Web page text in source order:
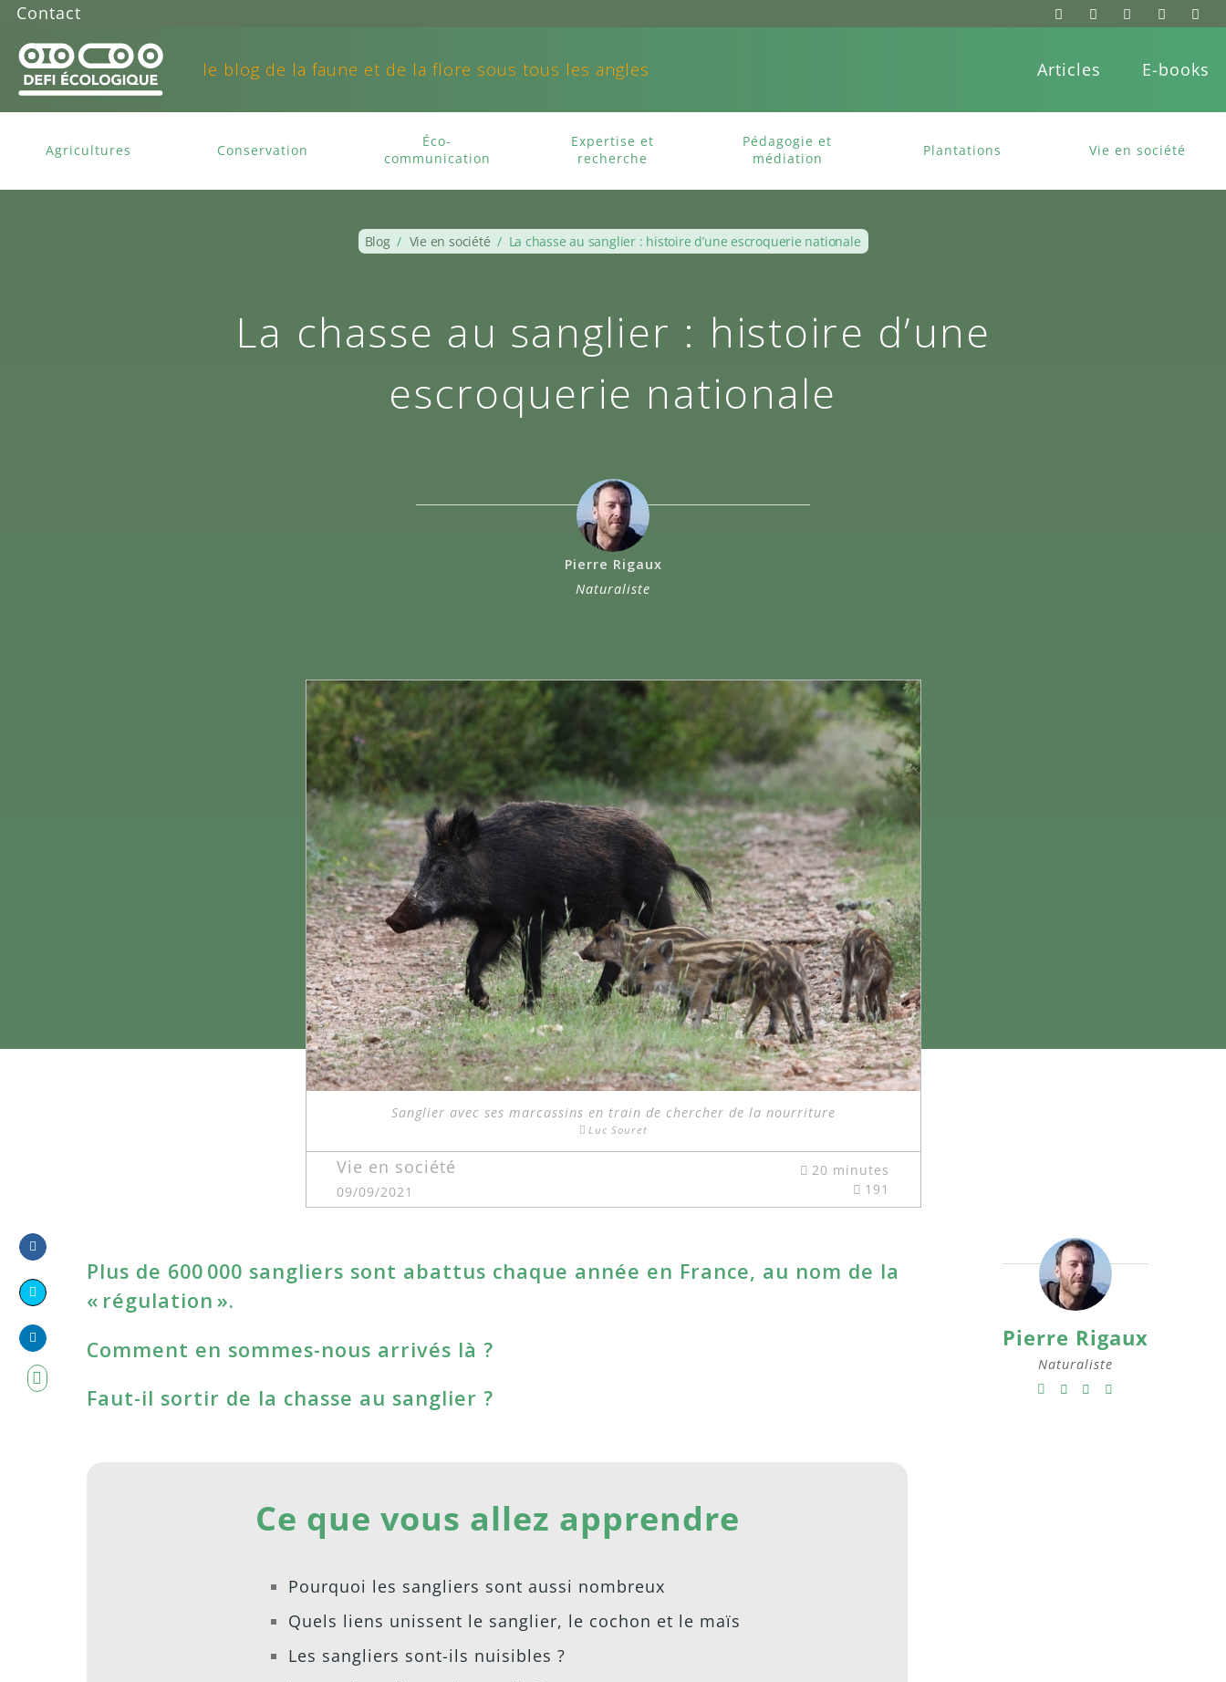
Contact
le blog de la faune et de la flore sous tous les angles Articles E-books
Agricultures Conservation
Éco-
communication
Expertise et
recherche
Pédagogie et
médiation
Plantations Vie en société
Blog/ Vie en société / La chasse au sanglier : histoire d’une escroquerie nationale
La chasse au sanglier : histoire d’une
escroquerie nationale
Pierre Rigaux
Naturaliste
Sanglier avec ses marcassins en train de chercher de la nourriture
Luc Souret
Vie en société
09/09/2021
20 minutes
191
on
Facebook
on
Twitter
Share
on
LinkedIn
Plus de 600 000 sangliers sont abattus chaque année en France, au nom de la
« régulation ».
Comment en sommes-nous arrivés là ?
Faut-il sortir de la chasse au sanglier ?
Ce que vous allez apprendre
Pourquoi les sangliers sont aussi nombreux
Quels liens unissent le sanglier, le cochon et le maïs
Les sangliers sont-ils nuisibles ?
Pierre Rigaux
Naturaliste